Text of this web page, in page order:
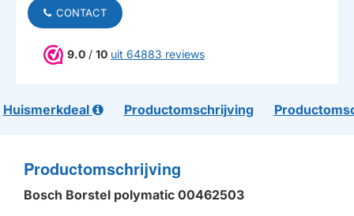
CONTACT
9.0 / 10 uit 64883 reviews
Huismerkdeal Productomschrijving
Productomschrijving
Bosch Borstel polymatic 00462503